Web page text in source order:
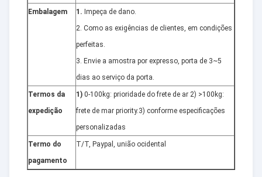
Embalagem 1. Impeça de dano.
2. Como as exigências de clientes, em condições
perfeitas.
3. Envie a amostra por expresso, porta de 3~5
dias ao serviço da porta.
Termos da
expedição
1) 0-100kg: prioridade do frete de ar 2) >100kg:
frete de mar priority.3) conforme especificações
personalizadas
Termo do
pagamento
T/T, Paypal, união ocidental